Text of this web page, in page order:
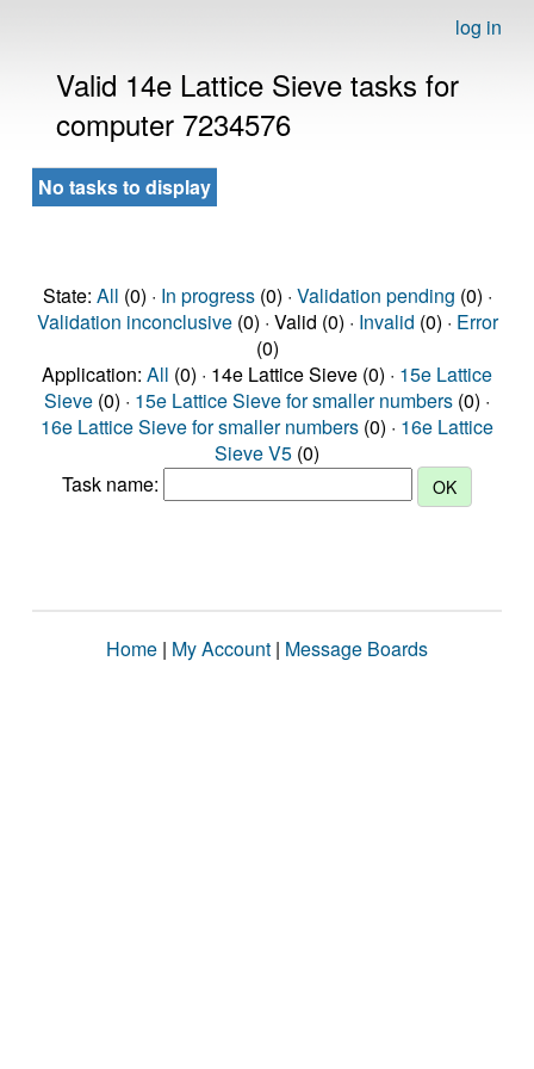
log in
Valid 14e Lattice Sieve tasks for
computer 7234576
No tasks to display
State: All (0) · In progress(0) · Validation pending (0) ·
Validation inconclusive(0) · Valid (0) · Invalid (0) · Error
(0)
Application: All (0) · 14e Lattice Sieve (0) · 15e Lattice
Sieve (0) · 15e Lattice Sieve for smaller numbers (0) ·
16e Lattice Sieve for smaller numbers (0) · 16e Lattice
Sieve V5 (0)
Task name:
Home | My Account | Message Boards